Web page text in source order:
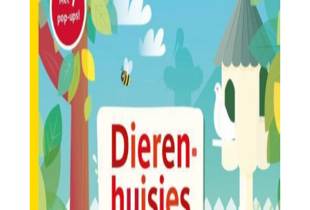
We gebruiken je gegevens om contact op te nemen,
in overeenstemming met ons
privacybeleid.